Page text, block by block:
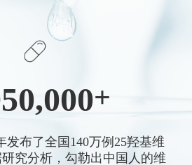
+
发布了全国140万例25羟基维
究分析，勾勒出中国人的维